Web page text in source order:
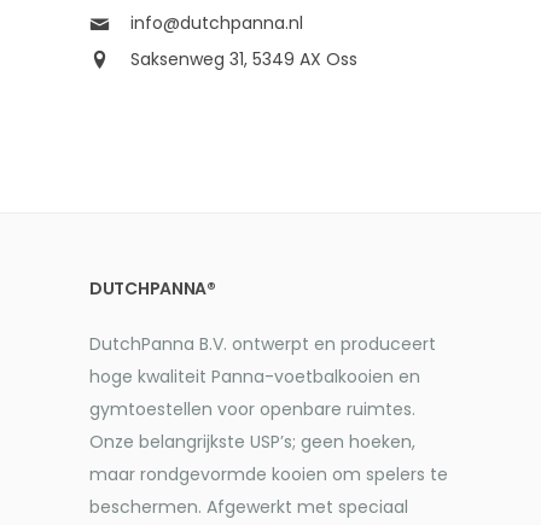
info@dutchpanna.nl
Saksenweg 31, 5349 AX Oss
DUTCHPANNA®
DutchPanna B.V. ontwerpt en produceert
hoge kwaliteit Panna-voetbalkooien en
gymtoestellen voor openbare ruimtes.
Onze belangrijkste USP’s; geen hoeken,
maar rondgevormde kooien om spelers te
beschermen. Afgewerkt met speciaal